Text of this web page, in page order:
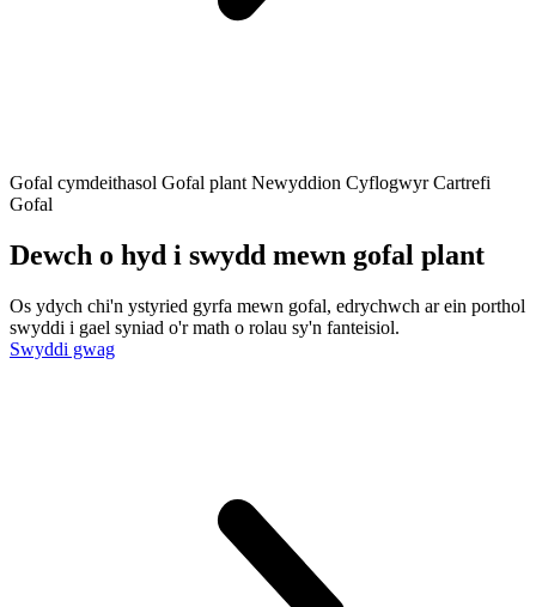
Gofal cymdeithasol Gofal plant Newyddion Cyflogwyr Cartrefi
Gofal
Dewch o hyd i swydd mewn gofal plant
Os ydych chi'n ystyried gyrfa mewn gofal, edrychwch ar ein porthol
swyddi i gael syniad o'r math o rolau sy'n fanteisiol.
Swyddi gwag